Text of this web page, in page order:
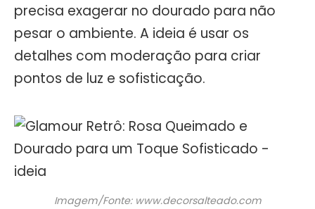
precisa exagerar no dourado para não
pesar o ambiente. A ideia é usar os
detalhes com moderação para criar
pontos de luz e sofisticação.
Imagem/Fonte: www.decorsalteado.com